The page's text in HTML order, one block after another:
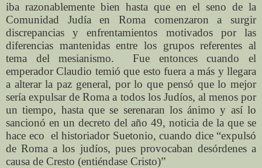
iba razonablemente bien hasta que en el seno de la
Comunidad Judía en Roma comenzaron a surgir
discrepancias y enfrentamientos motivados por las
diferencias mantenidas entre los grupos referentes al
tema del mesianismo.
Fue entonces cuando el
emperador Claudio temió que esto fuera a más y llegara
a alterar la paz general, por lo que pensó que lo mejor
sería expulsar de Roma a todos los Judíos, al menos por
un tiempo, hasta que se serenaran los ánimo y así lo
sancionó en un decreto del año 49, noticia de la que se
hace eco el historiador Suetonio, cuando dice “expulsó
de Roma a los judíos, pues provocaban desórdenes a
causa de Cresto (entiéndase Cristo)”